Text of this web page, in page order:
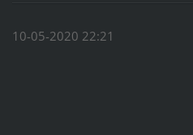
10-05-2020 22:21